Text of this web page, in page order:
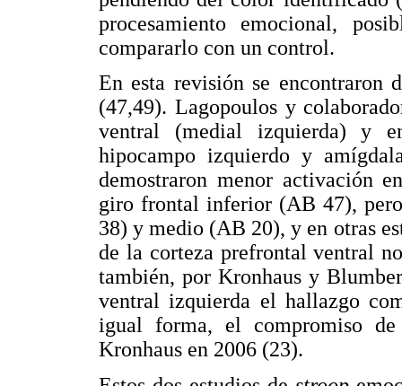
procesamiento emocional,
compararlo con un control.
En esta revisión se encontraron
(47,49). Lagopoulos y
ventral (medial izquierda) y
hipocampo izquierdo y
demostraron menor activación
giro frontal inferior (AB 47),
38) y medio (AB 20), y en otras
de la corteza prefrontal ventral
también, por Kronhaus y
ventral izquierda el hallazgo
igual forma, el compromiso
Kronhaus en 2006 (23).